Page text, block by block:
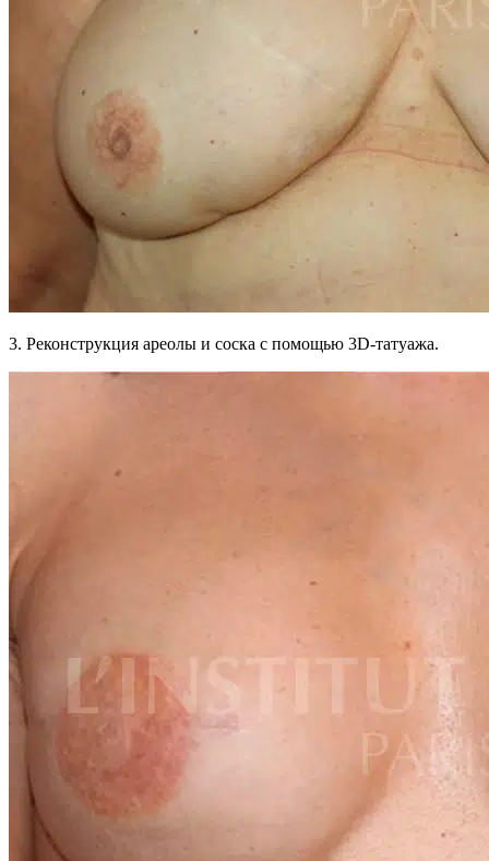
3. Реконструкция ареолы и соска с помощью 3D-татуажа.